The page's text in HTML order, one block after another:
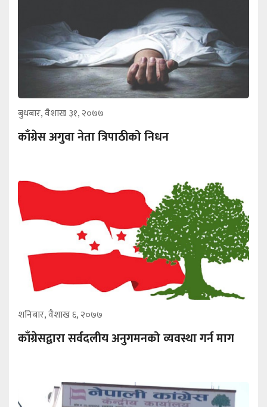
बुधबार, वैशाख ३१, २०७७
काँग्रेस अगुवा नेता त्रिपाठीको निधन
शनिबार, वैशाख ६, २०७७
काँग्रेसद्वारा सर्वदलीय अनुगमनको व्यवस्था गर्न माग